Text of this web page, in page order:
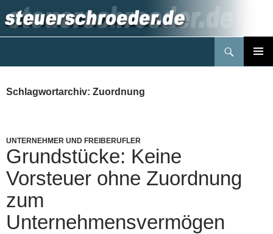
Inhalt
springen
Schlagwortarchiv: Zuordnung
UNTERNEHMER UND FREIBERUFLER
Grundstücke: Keine
Vorsteuer ohne Zuordnung
zum
Unternehmensvermögen